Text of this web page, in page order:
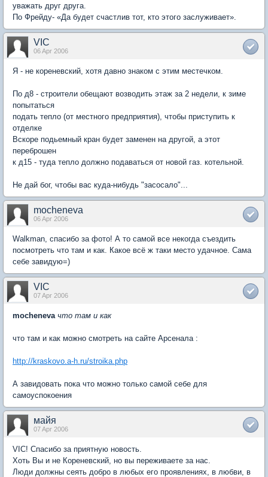
уважать друг друга.
По Фрейду- «Да будет счастлив тот, кто этого заслуживает».
VIC
06 Apr 2006
Я - не кореневский, хотя давно знаком с этим местечком.
По д8 - строители обещают возводить этаж за 2 недели, к зиме
попытаться
подать тепло (от местного предприятия), чтобы приступить к
отделке
Вскоре подьемный кран будет заменен на другой, а этот
переброшен
к д15 - туда тепло должно подаваться от новой газ. котельной.
Не дай бог, чтобы вас куда-нибудь "засосало"...
mocheneva
06 Apr 2006
Walkman, спасибо за фото! А то самой все некогда съездить
посмотреть что там и как. Какое всё ж таки место удачное. Сама
себе завидую=)
VIC
07 Apr 2006
mocheneva что там и как
что там и как можно смотреть на сайте Арсенала :
http://kraskovo.a-h.ru/stroika.php
А завидовать пока что можно только самой себе для
самоуспокоения
майя
07 Apr 2006
VIC! Спасибо за приятную новость.
Хоть Вы и не Кореневский, но вы переживаете за нас.
Люди должны сеять добро в любых его проявлениях, в любви, в